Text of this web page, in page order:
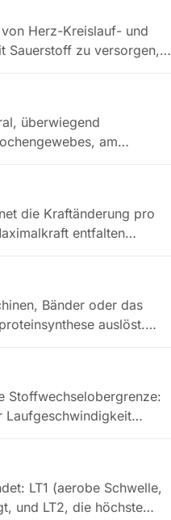
Herz-Kreislauf- und
Sauerstoff zu versorgen,…
überwiegend
am
die Kraftänderung pro
entfalten…
Bänder oder das
auslöst.
Stoffwechselobergrenze:
Laufgeschwindigkeit…
LT1 (aerobe Schwelle,
und LT2, die höchste…